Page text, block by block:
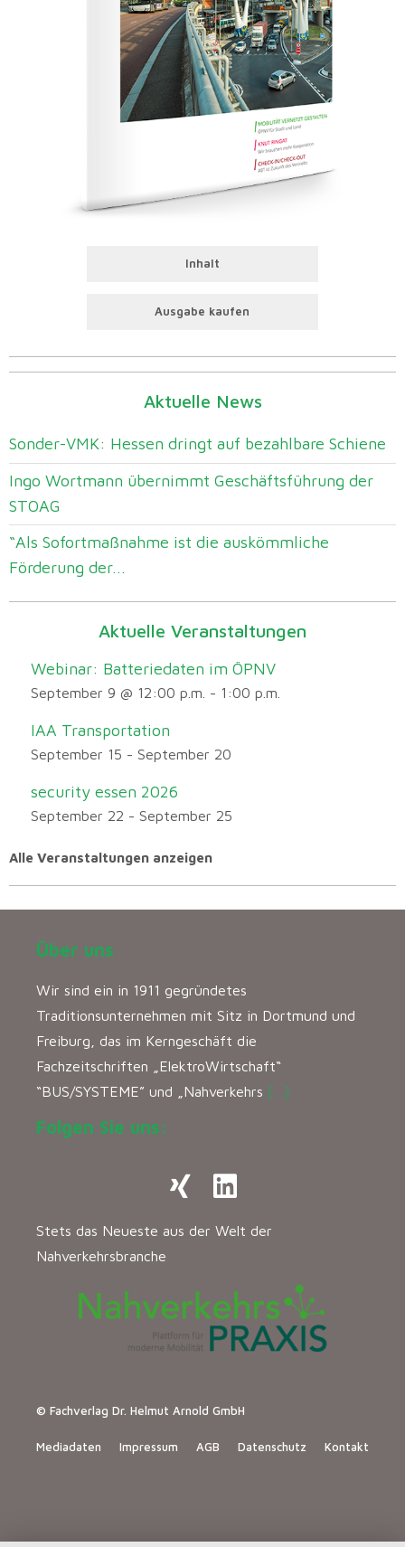
Inhalt
Ausgabe kaufen
Aktuelle News
Sonder-VMK: Hessen dringt auf bezahlbare Schiene
Ingo Wortmann übernimmt Geschäftsführung der
STOAG
“Als Sofortmaßnahme ist die auskömmliche
Förderung der...
Aktuelle Veranstaltungen
Webinar: Batteriedaten im ÖPNV
September 9 @ 12:00 p.m. - 1:00 p.m.
IAA Transportation
September 15 - September 20
security essen 2026
September 22 - September 25
Alle Veranstaltungen anzeigen
Über uns
Wir sind ein in 1911 gegründetes
Traditionsunternehmen mit Sitz in Dortmund und
Freiburg, das im Kerngeschäft die
Fachzeitschriften „ElektroWirtschaft“
“BUS/SYSTEME” und „Nahverkehrs […]
Folgen Sie uns:
Stets das Neueste aus der Welt der
Nahverkehrsbranche
© Fachverlag Dr. Helmut Arnold GmbH
Mediadaten Impressum AGB Datenschutz Kontakt